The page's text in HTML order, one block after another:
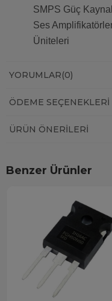
SMPS Güç
Ses
Üniteleri
YORUMLAR(0)
ÖDEME SEÇENEKLERI
ÜRÜN ÖNERILERI
Benzer Ürünler